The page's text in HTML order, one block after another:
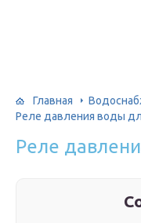
Главная
Реле давления воды
Реле